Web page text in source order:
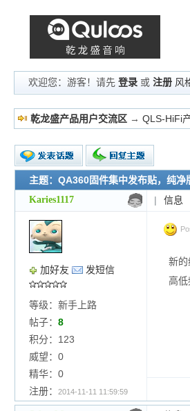
欢迎您：游客！请先登录 或注册 风
乾龙盛产品用户交流区 →QLS-HiFi
新的主题
投票帖
交易帖
小字报
主题：QA360固件集中发布贴，纯净
Karies1117 | 信息
加好友 发短信
等级：新手上路
帖子： 8
积分：123
威望：0
精华：0
注册：
2014-11-11 11:59:59
新的
高低